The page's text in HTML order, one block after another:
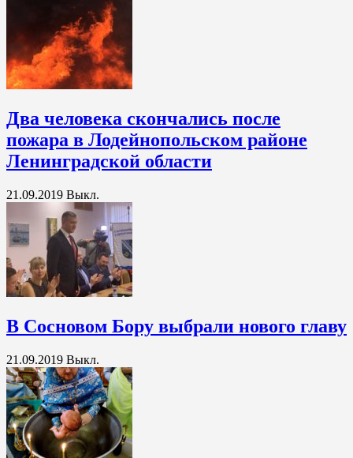
Два человека скончались после
пожара в Лодейнопольском районе
Ленинградской области
21.09.2019 Выкл.
В Сосновом Бору выбрали нового главу
21.09.2019 Выкл.